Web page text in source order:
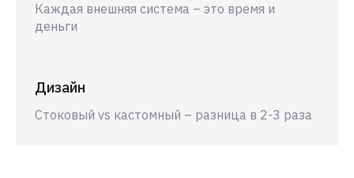
Каждая внешняя система – это время и
деньги
Дизайн
Стоковый vs кастомный – разница в 2-3 раза